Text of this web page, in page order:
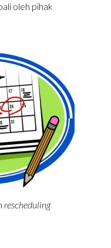
oleh pihak
rescheduling